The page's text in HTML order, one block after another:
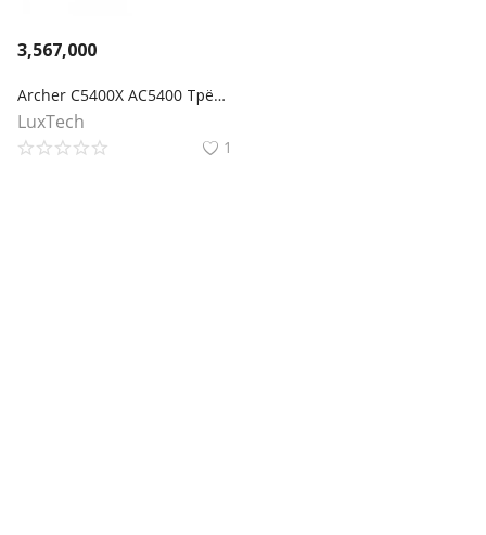
3,567,000
Archer C5400X AC5400 Трёхдиапазонный игровой MU‑MIMO роутер
LuxTech
1